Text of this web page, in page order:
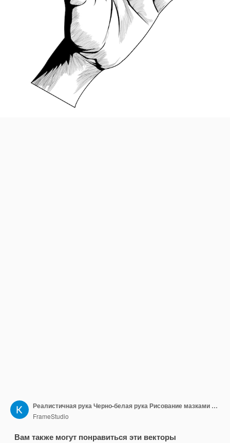
Реалистичная рука Черно-белая рука Рисование мазками Тени складок кожи пальцев Человеческая ладонь Векторная иллюстрация
FrameStudio
Вам также могут понравиться эти векторы